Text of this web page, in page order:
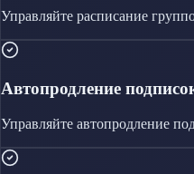
Управляйте расписание
Автопродление
Управляйте автопродление